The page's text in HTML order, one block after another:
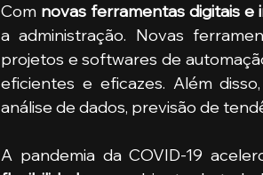
Com novas ferramentas digitais e
a administração. Novas
projetos e softwares de
eficientes e eficazes. Além
análise de dados, previsão de
A pandemia da COVID-19